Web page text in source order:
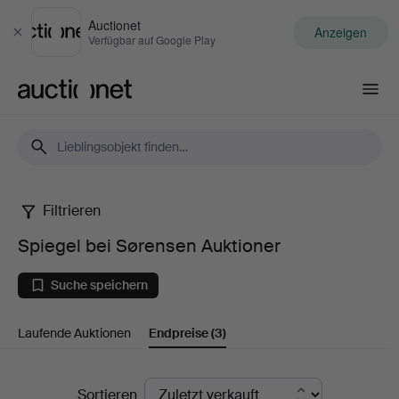
Schließen
Auctionet
Verfügbar auf Google Play Anzeigen
Spiegel
bei
Sørensen
Auktioner
Filtrieren
Spiegel bei Sørensen Auktioner
Suche speichern
Laufende Auktionen Endpreise(3)
EndpreiseSortieren